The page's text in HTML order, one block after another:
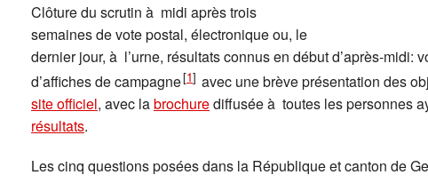
Clôture du scrutin à midi après trois
semaines de vote postal, électronique ou, le
dernier jour, à l’urne, résultats connus en début d’après-midi:
d’affiches de campagne[1] avec une brève présentation des
site officiel, avec labrochurediffusée à toutes les personnes
résultats.
Les cinq questions posées dans la République et canton de